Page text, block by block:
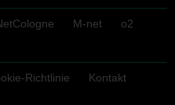
M-net
o2
Richtlinie
Kontakt